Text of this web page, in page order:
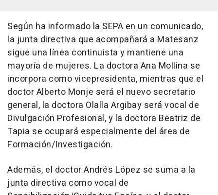
Según ha informado la SEPA en un comunicado,
la junta directiva que acompañará a Matesanz
sigue una línea continuista y mantiene una
mayoría de mujeres. La doctora Ana Mollina se
incorpora como vicepresidenta, mientras que el
doctor Alberto Monje será el nuevo secretario
general, la doctora Olalla Argibay será vocal de
Divulgación Profesional, y la doctora Beatriz de
Tapia se ocupará especialmente del área de
Formación/Investigación.
Además, el doctor Andrés López se suma a la
junta directiva como vocal de